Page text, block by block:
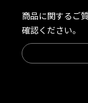
商品に関するご
確認ください。